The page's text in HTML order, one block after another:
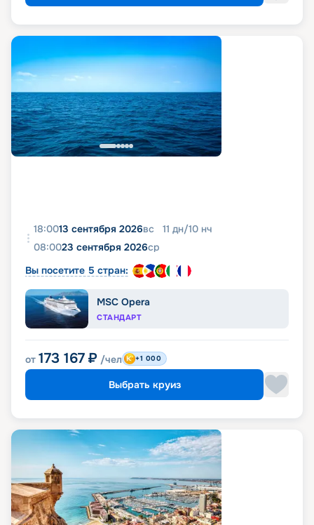
18:0013 сентября 2026вс 11 дн/10 нч
08:0023 сентября 2026ср
Вы посетите 5 стран:
MSC Opera
СТАНДАРТ
от 173 167 ₽ /чел +1 000
Выбрать круиз